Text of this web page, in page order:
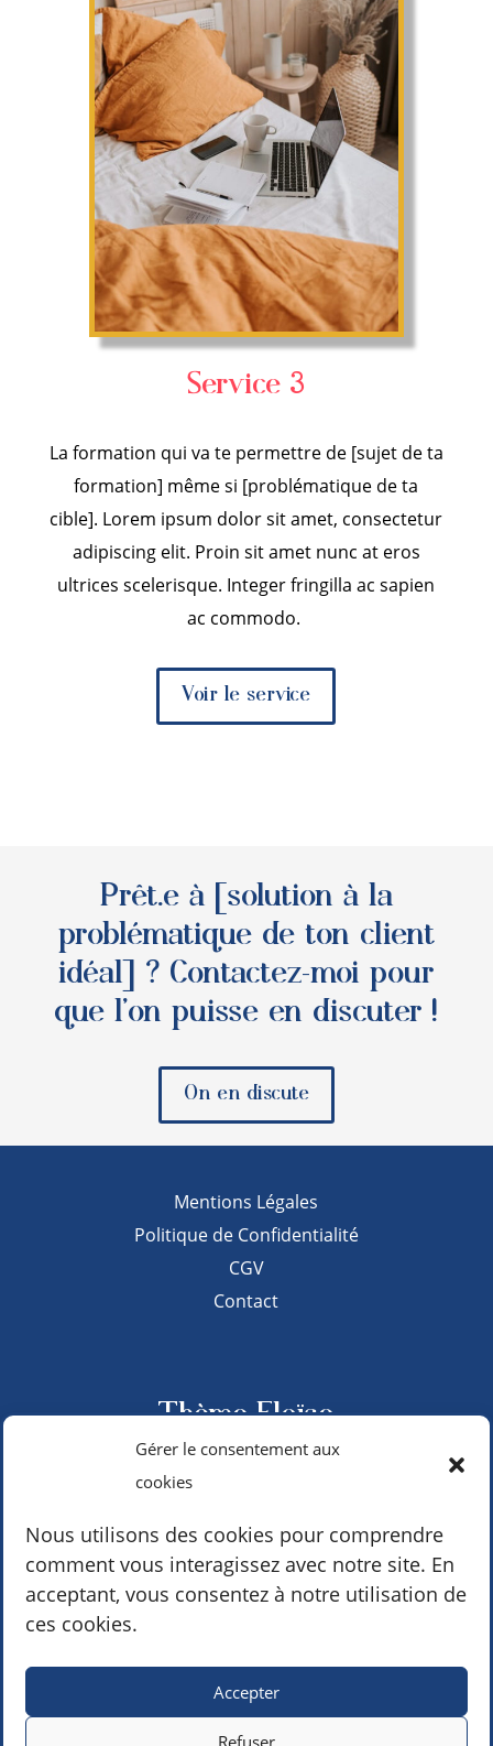
Gérer le consentement aux
cookies
Nous utilisons des cookies pour comprendre
comment vous interagissez avec notre site. En
acceptant, vous consentez à notre utilisation de
ces cookies.
Accepter
Refuser
Service 3
La formation qui va te permettre de [sujet de ta
formation] même si [problématique de ta
cible]. Lorem ipsum dolor sit amet, consectetur
adipiscing elit. Proin sit amet nunc at eros
ultrices scelerisque. Integer fringilla ac sapien
ac commodo.
Voir le service
Prêt.e à [solution à la
problématique de ton client
idéal] ? Contactez-moi pour
que l’on puisse en discuter !
On en discute
Mentions Légales
Politique de Confidentialité
CGV
Contact
Thème Eloïse
hello@monsite.fr
du lundi au vendredi | 9h – 17h
Suivez-moi sur les réseaux